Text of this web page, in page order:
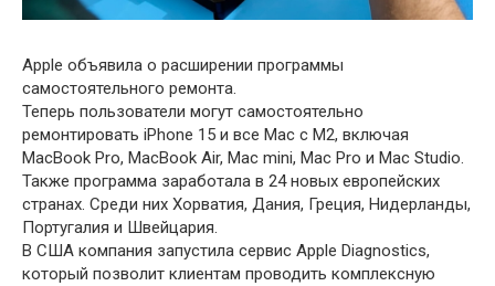
Apple объявила о расширении программы
самостоятельного ремонта.
Теперь пользователи могут самостоятельно
ремонтировать iPhone 15 и все Mac с M2, включая
MacBook Pro, MacBook Air, Mac mini, Mac Pro и Mac Studio.
Также программа заработала в 24 новых европейских
странах. Среди них Хорватия, Дания, Греция, Нидерланды,
Португалия и Швейцария.
В США компания запустила сервис Apple Diagnostics,
который позволит клиентам проводить комплексную